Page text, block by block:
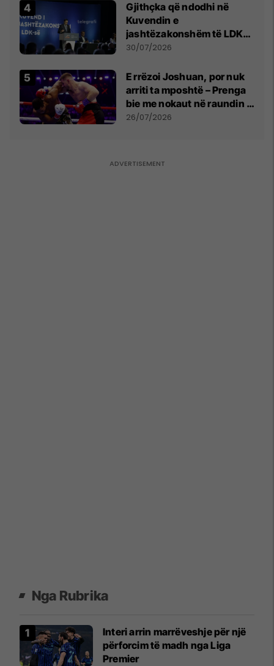
Gjithçka që ndodhi në
Kuvendin e
jashtëzakonshëm të LDK-
së
30/07/2026
E rrëzoi Joshuan, por nuk
arriti ta mposhtë – Prenga
bie me nokaut në raundin e
dytë
26/07/2026
Nga Rubrika
Interi arrin marrëveshje për një
përforcim të madh nga Liga
Premier